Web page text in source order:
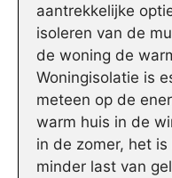
aantrekkelijke
isoleren van de
de woning de
Woningisolatie is
meteen op de
warm huis in de
in de zomer, het
minder last van